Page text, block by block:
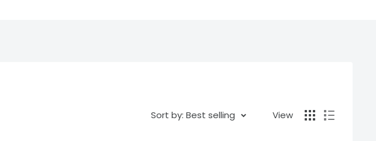
Sort by: Best selling View